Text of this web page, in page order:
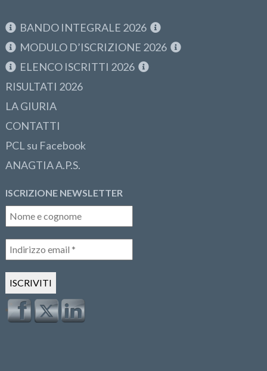
BANDO INTEGRALE 2026
MODULO D’ISCRIZIONE 2026
ELENCO ISCRITTI 2026
RISULTATI 2026
LA GIURIA
CONTATTI
PCL su Facebook
ANAGTIA A.P.S.
ISCRIZIONE NEWSLETTER